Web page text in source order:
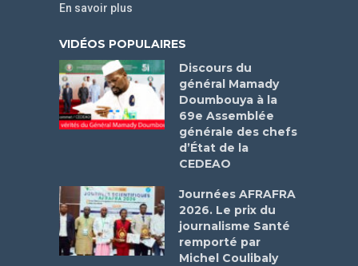
En savoir plus
VIDÉOS POPULAIRES
Discours du
général Mamady
Doumbouya à la
69e Assemblée
générale des chefs
d’État de la
CEDEAO
Journées AFRAFRA
2026. Le prix du
journalisme Santé
remporté par
Michel Coulibaly